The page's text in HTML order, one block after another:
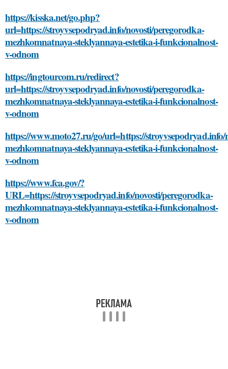
https://kisska.net/go.php?
url=https://stroyvsepodryad.info/novosti/peregorodka-
mezhkomnatnaya-steklyannaya-estetika-i-funkcionalnost-
v-odnom
https://ingtourcom.ru/redirect?
url=https://stroyvsepodryad.info/novosti/peregorodka-
mezhkomnatnaya-steklyannaya-estetika-i-funkcionalnost-
v-odnom
https://www.moto27.ru/go/url=https://stroyvsepodryad.info/
mezhkomnatnaya-steklyannaya-estetika-i-funkcionalnost-
v-odnom
https://www.fca.gov/?
URL=https://stroyvsepodryad.info/novosti/peregorodka-
mezhkomnatnaya-steklyannaya-estetika-i-funkcionalnost-
v-odnom